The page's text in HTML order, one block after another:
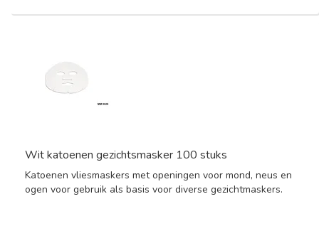
Wit katoenen gezichtsmasker 100 stuks
Katoenen vliesmaskers met openingen voor mond, neus en
ogen voor gebruik als basis voor diverse gezichtmaskers.